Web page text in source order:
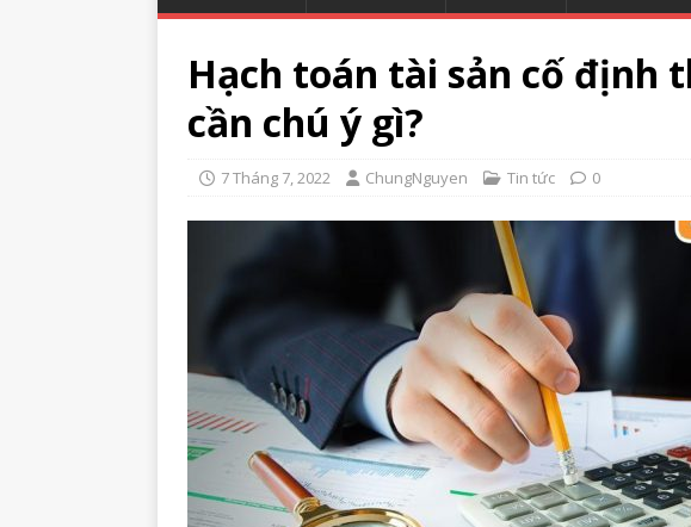
Hạch toán tài sản cố định
cần chú ý gì?
7 Tháng 7, 2022 ChungNguyen Tin tức 0